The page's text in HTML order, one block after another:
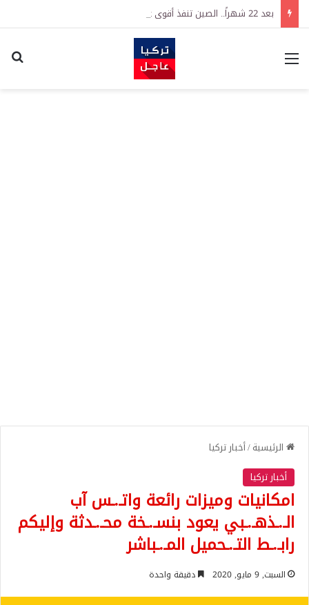
القائمة
الرئيسية/أخبار تركيا
أخبار تركيا
امكانيات وميزات رائعة واتـ.ـس آب
الـ.ـذهـ.ـبي يعود بنسـ.ـخة محـ.ـدثة وإليكم
رابـ.ـط التـ.ـحميل المـ.ـباشر
السبت, 9 مايو, 2020 دقيقة واحدة